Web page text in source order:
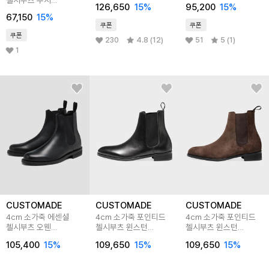
67,150 15%
쿠폰
1
126,650 15%
쿠폰
230 4.8 (12)
95,200 15%
쿠폰
51 5 (1)
CUSTOMADE
4cm 소가죽 에센셜
첼시부츠 오웬
105,400 15%
CUSTOMADE
4cm 소가죽 포인티드
첼시부츠 윈스턴
109,650 15%
CUSTOMADE
4cm 소가죽 포인티드
첼시부츠 윈스턴
109,650 15%